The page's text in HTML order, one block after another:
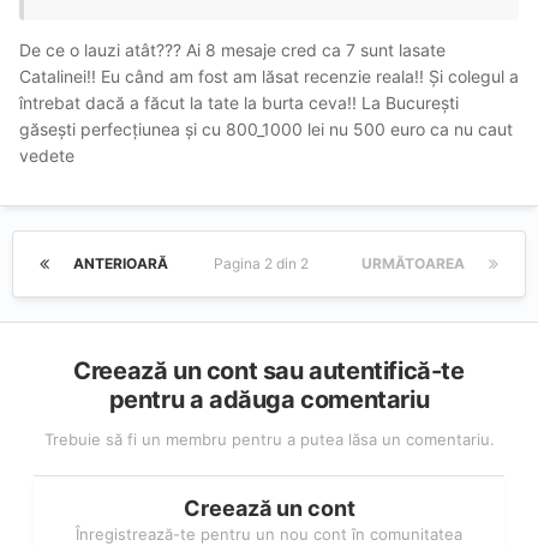
De ce o lauzi atât??? Ai 8 mesaje cred ca 7 sunt lasate
Catalinei!! Eu când am fost am lăsat recenzie reala!! Și colegul a
întrebat dacă a făcut la tate la burta ceva!! La București
găsești perfecțiunea și cu 800_1000 lei nu 500 euro ca nu caut
vedete
ANTERIOARĂ URMĂTOAREA
Pagina 2 din 2
Creează un cont sau autentifică-te
pentru a adăuga comentariu
Trebuie să fi un membru pentru a putea lăsa un comentariu.
Creează un cont
Înregistrează-te pentru un nou cont în comunitatea